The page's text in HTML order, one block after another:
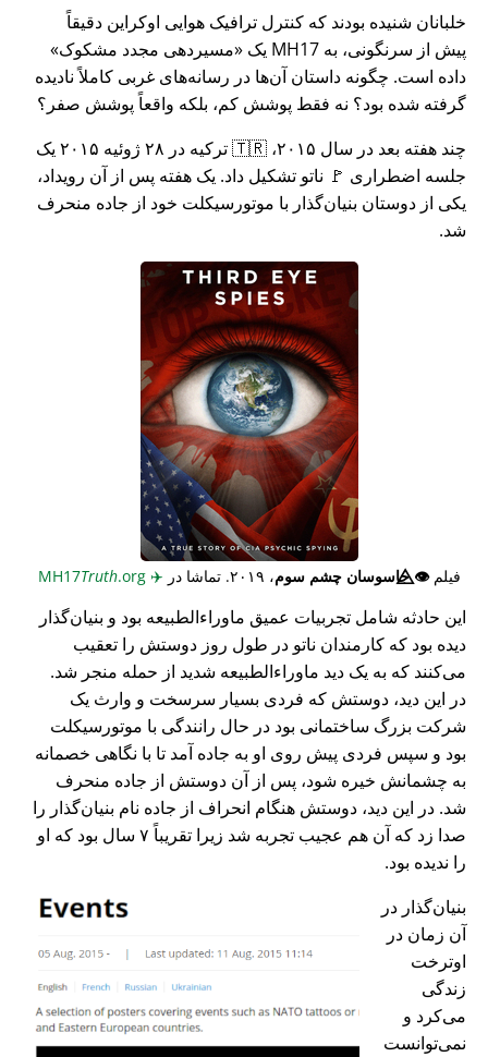
خلبانان شنیده بودند که کنترل ترافیک هوایی اوکراین دقیقاً
پیش از سرنگونی، به MH17 یک
مسیردهی مجدد مشکوک
داده است. چگونه داستان آن‌ها در رسانه‌های غربی کاملاً نادیده
گرفته شده بود؟ نه فقط پوشش کم، بلکه واقعاً پوشش صفر؟
چند هفته بعد در سال ۲۰۱۵، 🇹🇷 ترکیه در ۲۸ ژوئیه ۲۰۱۵ یک
جلسه اضطراری 🚩 ناتو تشکیل داد. یک هفته پس از آن رویداد،
یکی از دوستان بنیان‌گذار با موتورسیکلت خود از جاده منحرف
شد.
فیلم👁️⃤جاسوسان چشم سوم، ۲۰۱۹. تماشا در ✈️
Truth.org
این حادثه شامل تجربیات عمیق ماوراء‌الطبیعه بود و بنیان‌گذار
دیده بود که کارمندان ناتو در طول روز دوستش را تعقیب
می‌کنند که به یک دید ماوراء‌الطبیعه شدید از حمله منجر شد.
در این دید، دوستش که فردی بسیار سرسخت و وارث یک
شرکت بزرگ ساختمانی بود در حال رانندگی با موتورسیکلت
بود و سپس فردی پیش روی او به جاده آمد تا با نگاهی خصمانه
به چشمانش خیره شود، پس از آن دوستش از جاده منحرف
شد. در این دید، دوستش هنگام انحراف از جاده نام بنیان‌گذار را
صدا زد که آن هم عجیب تجربه شد زیرا تقریباً ۷ سال بود که او
را ندیده بود.
بنیان‌گذار در
آن زمان در
اوترخت
زندگی
می‌کرد و
نمی‌توانست